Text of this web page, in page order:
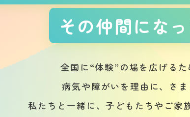
その仲間にな
全国に“体験”の場を広げる
病気や障がいを理由に、さ
私たちと一緒に、子どもたちやご家